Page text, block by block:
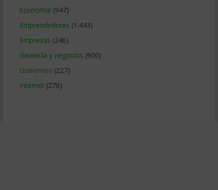
Economía (947)
Emprendedores (1.443)
Empresas (246)
Gerencia y negocios (900)
Gobiernos (227)
Internet (276)